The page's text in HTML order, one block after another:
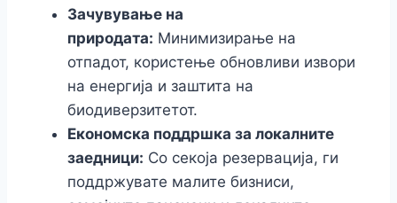
Зачувување на
природата: Минимизирање на
отпадот, користење обновливи извори
на енергија и заштита на
биодиверзитетот.
Економска поддршка за локалните
заедници: Со секоја резервација, ги
поддржувате малите бизниси,